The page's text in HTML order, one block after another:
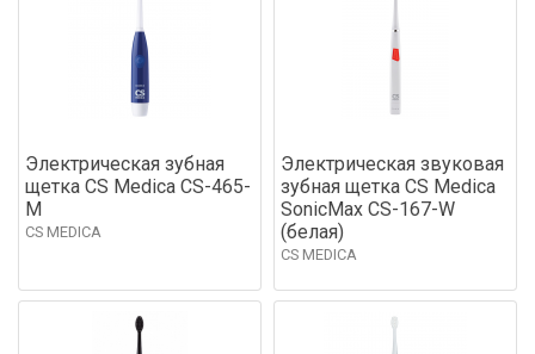
Электрическая зубная
щетка CS Medica CS-465-
M
CS MEDICA
Электрическая звуковая
зубная щетка CS Medica
SonicMax CS-167-W
(белая)
CS MEDICA